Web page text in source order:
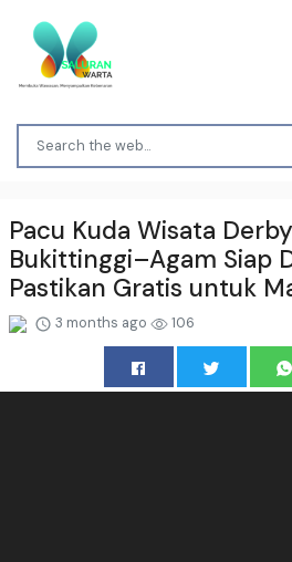
Pacu Kuda Wisata
Bukittinggi–Agam Siap
Pastikan Gratis untuk
3 months ago 106